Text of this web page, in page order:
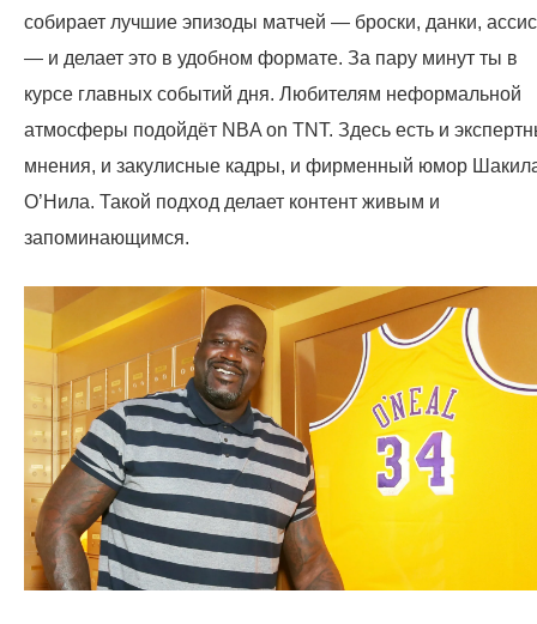
собирает лучшие эпизоды матчей — броски, данки,
— и делает это в удобном формате. За пару минут ты в
курсе главных событий дня. Любителям неформальной
атмосферы подойдёт NBA on TNT. Здесь есть и
мнения, и закулисные кадры, и фирменный юмор
О’Нила. Такой подход делает контент живым и
запоминающимся.